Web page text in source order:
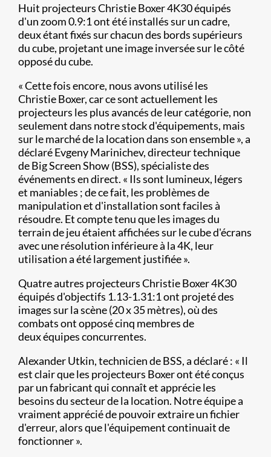
Huit projecteurs Christie Boxer 4K30 équipés
d'un zoom 0.9:1 ont été installés sur un cadre,
deux étant fixés sur chacun des bords supérieurs
du cube, projetant une image inversée sur le côté
opposé du cube.
« Cette fois encore, nous avons utilisé les
Christie Boxer, car ce sont actuellement les
projecteurs les plus avancés de leur catégorie, non
seulement dans notre stock d'équipements, mais
sur le marché de la location dans son ensemble », a
déclaré Evgeny Marinichev, directeur technique
de Big Screen Show (BSS), spécialiste des
événements en direct. « Ils sont lumineux, légers
et maniables ; de ce fait, les problèmes de
manipulation et d'installation sont faciles à
résoudre. Et compte tenu que les images du
terrain de jeu étaient affichées sur le cube d'écrans
avec une résolution inférieure à la 4K, leur
utilisation a été largement justifiée ».
Quatre autres projecteurs Christie Boxer 4K30
équipés d'objectifs 1.13-1.31:1 ont projeté des
images sur la scène (20 x 35 mètres), où des
combats ont opposé cinq membres de
deux équipes concurrentes.
Alexander Utkin, technicien de BSS, a déclaré : « Il
est clair que les projecteurs Boxer ont été conçus
par un fabricant qui connaît et apprécie les
besoins du secteur de la location. Notre équipe a
vraiment apprécié de pouvoir extraire un fichier
d'erreur, alors que l'équipement continuait de
fonctionner ».